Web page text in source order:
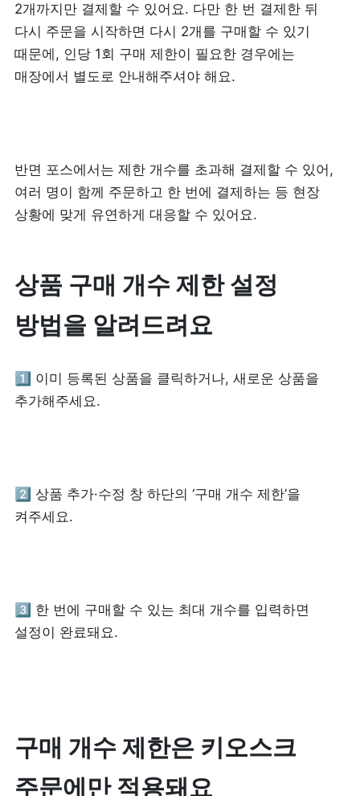
고객 지원
상담 받기
사용 중 기능 문의
사업 제휴 문의
2개까지만 결제할 수 있어요. 다만 한 번 결제한 뒤
다시 주문을 시작하면 다시 2개를 구매할 수 있기
때문에, 인당 1회 구매 제한이 필요한 경우에는
매장에서 별도로 안내해주셔야 해요.
반면 포스에서는 제한 개수를 초과해 결제할 수 있어,
여러 명이 함께 주문하고 한 번에 결제하는 등 현장
상황에 맞게 유연하게 대응할 수 있어요.
상품 구매 개수 제한 설정
방법을 알려드려요
1️⃣ 이미 등록된 상품을 클릭하거나, 새로운 상품을
추가해주세요.
2️⃣ 상품 추가·수정 창 하단의 ‘구매 개수 제한’을
켜주세요.
3️⃣ 한 번에 구매할 수 있는 최대 개수를 입력하면
설정이 완료돼요.
구매 개수 제한은 키오스크
주문에만 적용돼요